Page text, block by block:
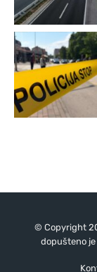
© Copyright
dopušteno je